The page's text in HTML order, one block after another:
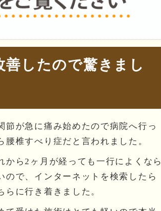
善したので驚きまし
節が急に痛み始めたので病院へ行っ
腰椎すべり症だと言われました。
から2ヶ月が経っても一行によくなら
ので、インターネットを検索したら
らに行き着きました。